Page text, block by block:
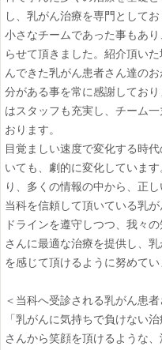
し、乳がん治療を専門として
小さなチームであった事もあ
らせて頂きました。紹介頂い
んできた乳がん患者さん達の
分がある事を常に感謝してお
はスタッフも充実し、チーム
おります。
目覚ましい速度で変化する時
いても、劇的に変化していま
り、多くの情報の中から、正
当科を信頼して頂いている乳
ドラインを遵守しつつ、我々
さんに最適な治療を提供し、
を感じて頂けるように努めて
＜当科へ受診される乳がん患
「乳がんに気持ちで負けない
さんから笑顔を頂けるような